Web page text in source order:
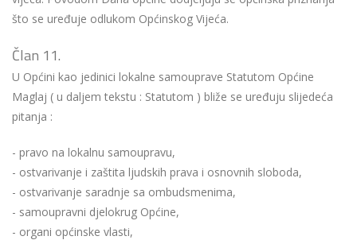
što se uređuje odlukom Općinskog Vijeća.
Član 11.
U Općini kao jedinici lokalne samouprave Statutom Općine
Maglaj ( u daljem tekstu : Statutom ) bliže se uređuju slijedeća
pitanja :
- pravo na lokalnu samoupravu,
- ostvarivanje i zaštita ljudskih prava i osnovnih sloboda,
- ostvarivanje saradnje sa ombudsmenima,
- samoupravni djelokrug Općine,
- organi općinske vlasti,